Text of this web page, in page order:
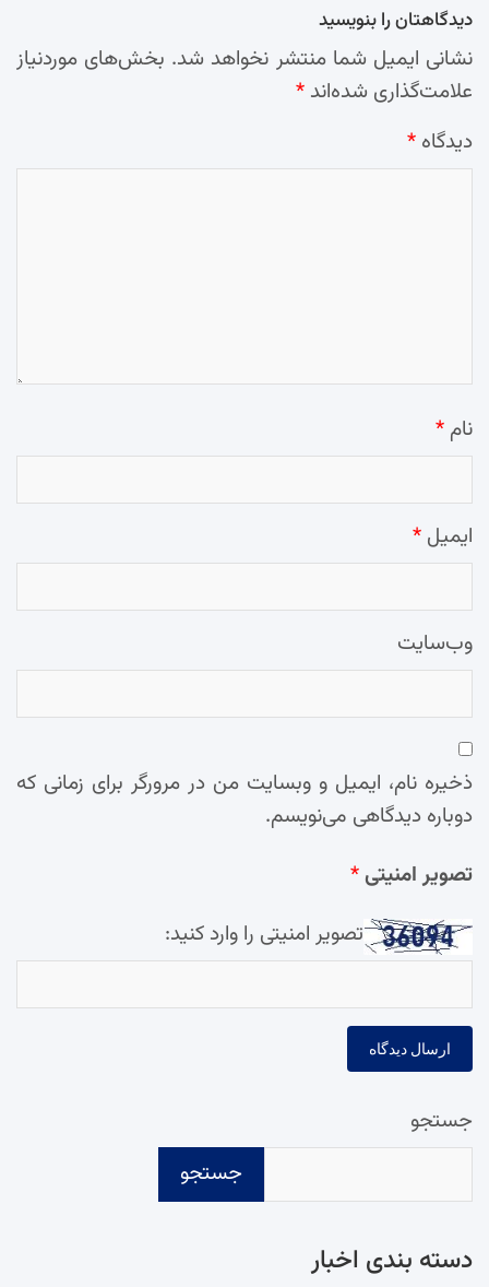
دیدگاهتان را بنویسید
نشانی ایمیل شما منتشر نخواهد شد. بخش‌های موردنیاز
علامت‌گذاری شده‌اند *
دیدگاه *
نام *
ایمیل *
وب‌سایت
ذخیره نام، ایمیل و وبسایت من در مرورگر برای زمانی که
دوباره دیدگاهی می‌نویسم.
تصویر امنیتی*
تصویر امنیتی را وارد کنید:
جستجو
جستجو
دسته‌ بندی اخبار